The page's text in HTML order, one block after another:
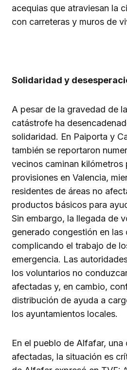
acequias que atraviesan la
con carreteras y muros de
Solidaridad y
A pesar de la gravedad de
catástrofe ha
solidaridad. En Paiporta y
también se reportaron
vecinos caminan kilómetros
provisiones en Valencia,
residentes de áreas no
productos básicos para
Sin embargo, la llegada de
generado congestión en las
complicando el trabajo de
emergencia. Las
los voluntarios no
afectadas y, en cambio,
distribución de ayuda a
los ayuntamientos locales.
En el pueblo de Alfafar, una
afectadas, la situación es